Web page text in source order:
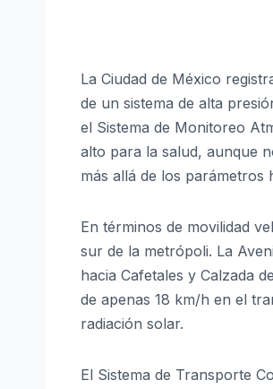
La Ciudad de México
de un sistema de alta
el Sistema de Monitoreo
alto para la salud, aunque
más allá de los parámetros
En términos de movilidad
sur de la metrópoli. La
hacia Cafetales y Calzada
de apenas 18 km/h en el
radiación solar.
El Sistema de Transporte